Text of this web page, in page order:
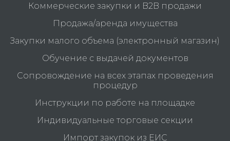
Коммерческие закупки и B2B продажи
Продажа/аренда имущества
Закупки малого объема (электронный магазин)
Обучение с выдачей документов
Сопровождение на всех этапах проведения
процедур
Инструкции по работе на площадке
Индивидуальные торговые секции
Импорт закупок из ЕИС